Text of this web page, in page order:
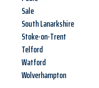
Sale
South Lanarkshire
Stoke-on-Trent
Telford
Watford
Wolverhampton